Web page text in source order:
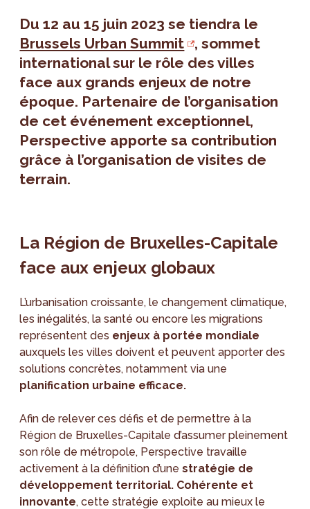
Du 12 au 15 juin 2023 se tiendra le
Brussels Urban Summit
, sommet
international sur le rôle des villes
face aux grands enjeux de notre
époque. Partenaire de l’organisation
de cet événement exceptionnel,
Perspective apporte sa contribution
grâce à l’organisation de visites de
terrain.
La Région de Bruxelles-Capitale
face aux enjeux globaux
L’urbanisation croissante, le changement climatique,
les inégalités, la santé ou encore les migrations
représentent des enjeux à portée mondiale
auxquels les villes doivent et peuvent apporter des
solutions concrètes, notamment via une
planification urbaine efficace.
Afin de relever ces défis et de permettre à la
Région de Bruxelles-Capitale d’assumer pleinement
son rôle de métropole, Perspective travaille
activement à la définition d’unestratégie de
développement territorial. Cohérente et
innovante, cette stratégie exploite au mieux le